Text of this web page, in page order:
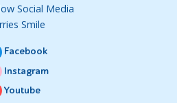
Social Media
Smile
Facebook
Instagram
Youtube